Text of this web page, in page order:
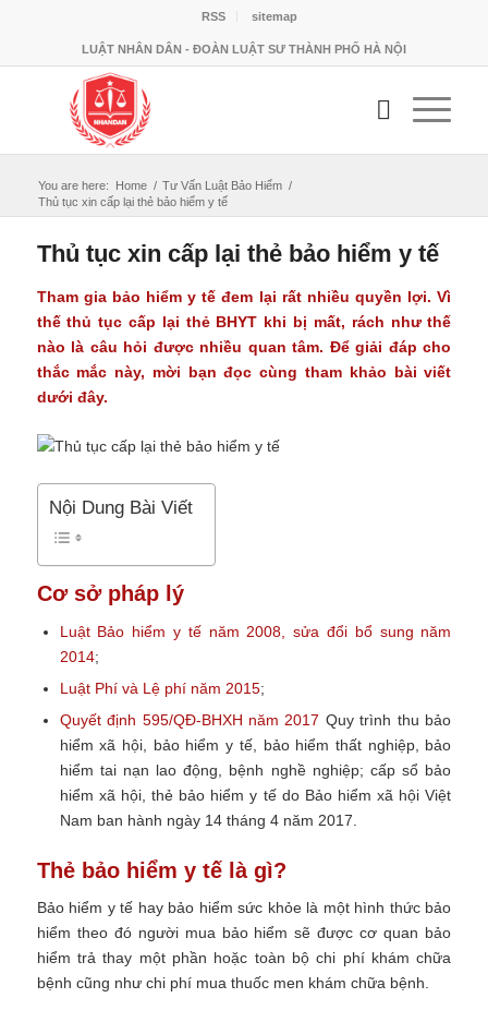
RSS sitemap
LUẬT NHÂN DÂN - ĐOÀN LUẬT SƯ THÀNH PHỐ HÀ NỘI
You are here: Home / Tư Vấn Luật Bảo Hiểm /
Thủ tục xin cấp lại thẻ bảo hiểm y tế
Thủ tục xin cấp lại thẻ bảo hiểm y tế
Tham gia bảo hiểm y tế đem lại rất nhiều quyền lợi. Vì
thế thủ tục cấp lại thẻ BHYT khi bị mất, rách như thế
nào là câu hỏi được nhiều quan tâm. Để giải đáp cho
thắc mắc này, mời bạn đọc cùng tham khảo bài viết
dưới đây.
Nội Dung Bài Viết
Cơ sở pháp lý
Luật Bảo hiểm y tế năm 2008, sửa đổi bổ sung năm
2014;
Luật Phí và Lệ phí năm 2015;
Quyết định 595/QĐ-BHXH năm 2017 Quy trình thu bảo
hiểm xã hội, bảo hiểm y tế, bảo hiểm thất nghiệp, bảo
hiểm tai nạn lao động, bệnh nghề nghiệp; cấp sổ bảo
hiểm xã hội, thẻ bảo hiểm y tế do Bảo hiểm xã hội Việt
Nam ban hành ngày 14 tháng 4 năm 2017.
Thẻ bảo hiểm y tế là gì?
Bảo hiểm y tế hay bảo hiểm sức khỏe là một hình thức bảo
hiểm theo đó người mua bảo hiểm sẽ được cơ quan bảo
hiểm trả thay một phần hoặc toàn bộ chi phí khám chữa
bệnh cũng như chi phí mua thuốc men khám chữa bệnh.